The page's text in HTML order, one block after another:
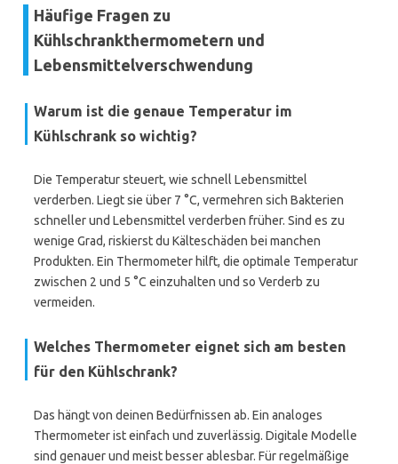
Häufige Fragen zu
Kühlschrankthermometern und
Lebensmittelverschwendung
Warum ist die genaue Temperatur im
Kühlschrank so wichtig?
Die Temperatur steuert, wie schnell Lebensmittel
verderben. Liegt sie über 7 °C, vermehren sich Bakterien
schneller und Lebensmittel verderben früher. Sind es zu
wenige Grad, riskierst du Kälteschäden bei manchen
Produkten. Ein Thermometer hilft, die optimale Temperatur
zwischen 2 und 5 °C einzuhalten und so Verderb zu
vermeiden.
Welches Thermometer eignet sich am besten
für den Kühlschrank?
Das hängt von deinen Bedürfnissen ab. Ein analoges
Thermometer ist einfach und zuverlässig. Digitale Modelle
sind genauer und meist besser ablesbar. Für regelmäßige